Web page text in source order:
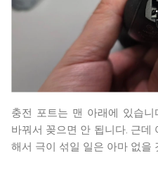
충전 포트는 맨 아래에 있습
바꿔서 꽂으면 안 됩니다. 근데
해서 극이 섞일 일은 아마 없을